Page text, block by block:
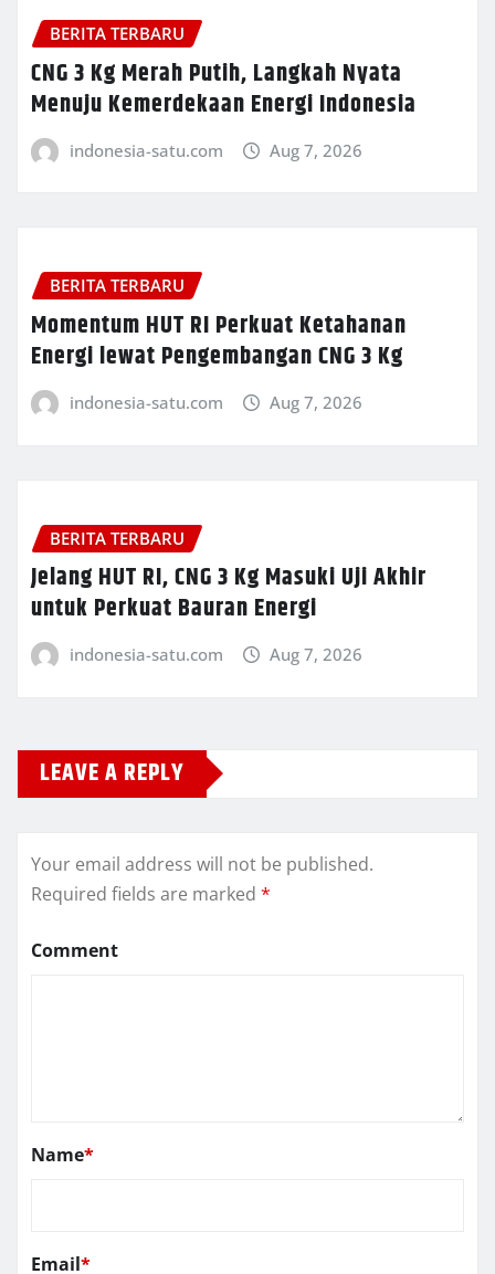
BERITA TERBARU
CNG 3 Kg Merah Putih, Langkah Nyata
Menuju Kemerdekaan Energi Indonesia
indonesia-satu.com Aug 7, 2026
BERITA TERBARU
Momentum HUT RI Perkuat Ketahanan
Energi lewat Pengembangan CNG 3 Kg
indonesia-satu.com Aug 7, 2026
BERITA TERBARU
Jelang HUT RI, CNG 3 Kg Masuki Uji Akhir
untuk Perkuat Bauran Energi
indonesia-satu.com Aug 7, 2026
LEAVE A REPLY
Your email address will not be published.
Required fields are marked *
Comment
Name*
Email*